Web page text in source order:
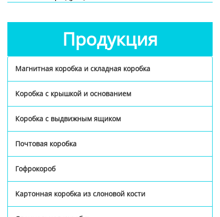
Продукция
Магнитная коробка и складная коробка
Коробка с крышкой и основанием
Коробка с выдвижным ящиком
Почтовая коробка
Гофрокороб
Картонная коробка из слоновой кости